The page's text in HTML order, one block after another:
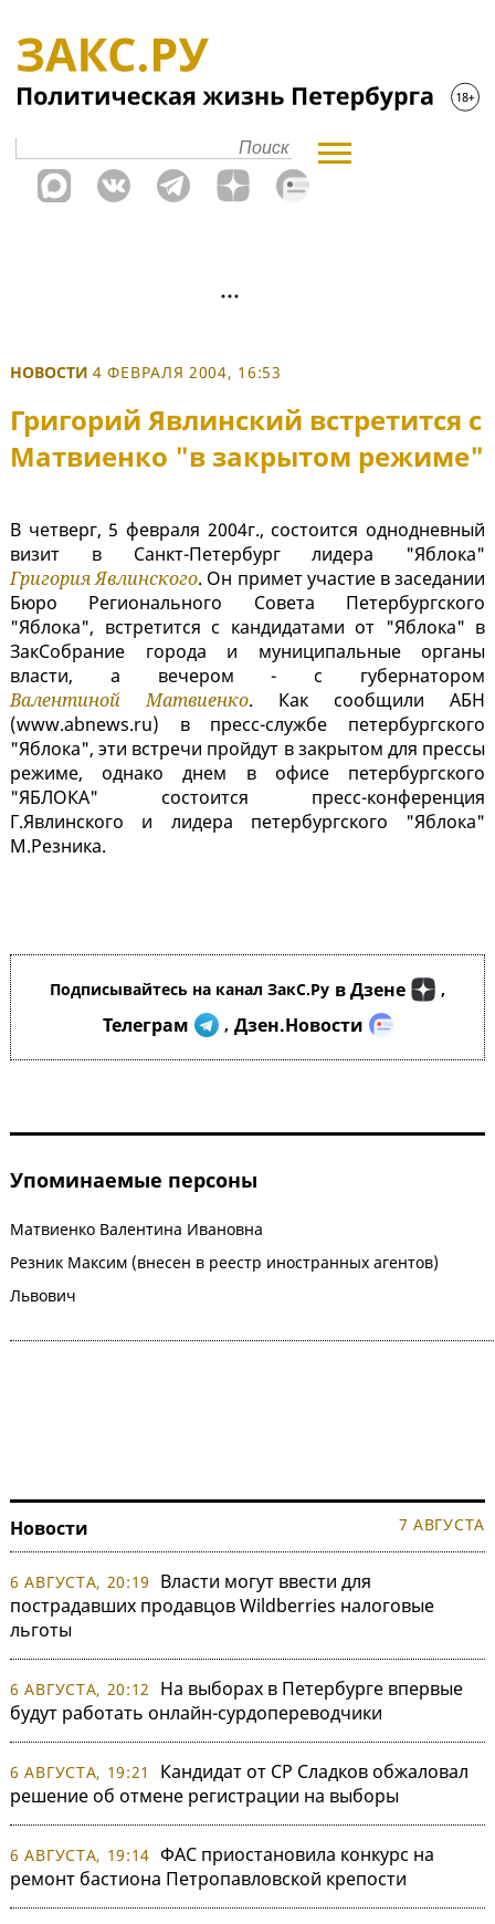
НОВОСТИ 4 ФЕВРАЛЯ 2004, 16:53
Григорий Явлинский встретится с
Матвиенко "в закрытом режиме"
В четверг, 5 февраля 2004г., состоится однодневный
визит в Санкт-Петербург лидера "Яблока"
Григория Явлинского. Он примет участие в заседании
Бюро Регионального Совета Петербургского
"Яблока", встретится с кандидатами от "Яблока" в
ЗакСобрание города и муниципальные органы
власти, а вечером - с губернатором
Валентиной Матвиенко. Как сообщили АБН
(www.abnews.ru) в пресс-службе петербургского
"Яблока", эти встречи пройдут в закрытом для прессы
режиме, однако днем в офисе петербургского
"ЯБЛОКА" состоится пресс-конференция
Г.Явлинского и лидера петербургского "Яблока"
М.Резника.
Подписывайтесь на канал ЗакС.Ру в Дзене ,
Телеграм , Дзен.Новости
Упоминаемые персоны
Матвиенко Валентина Ивановна
Резник Максим (внесен в реестр иностранных агентов)
Львович
Новости 7 АВГУСТА
6 АВГУСТА, 20:19
Власти могут ввести для
пострадавших продавцов Wildberries налоговые
льготы
6 АВГУСТА, 20:12
На выборах в Петербурге впервые
будут работать онлайн-сурдопереводчики
6 АВГУСТА, 19:21
Кандидат от СР Сладков обжаловал
решение об отмене регистрации на выборы
6 АВГУСТА, 19:14 ФАС приостановила конкурс на
ремонт бастиона Петропавловской крепости